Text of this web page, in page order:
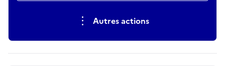
Autres actions